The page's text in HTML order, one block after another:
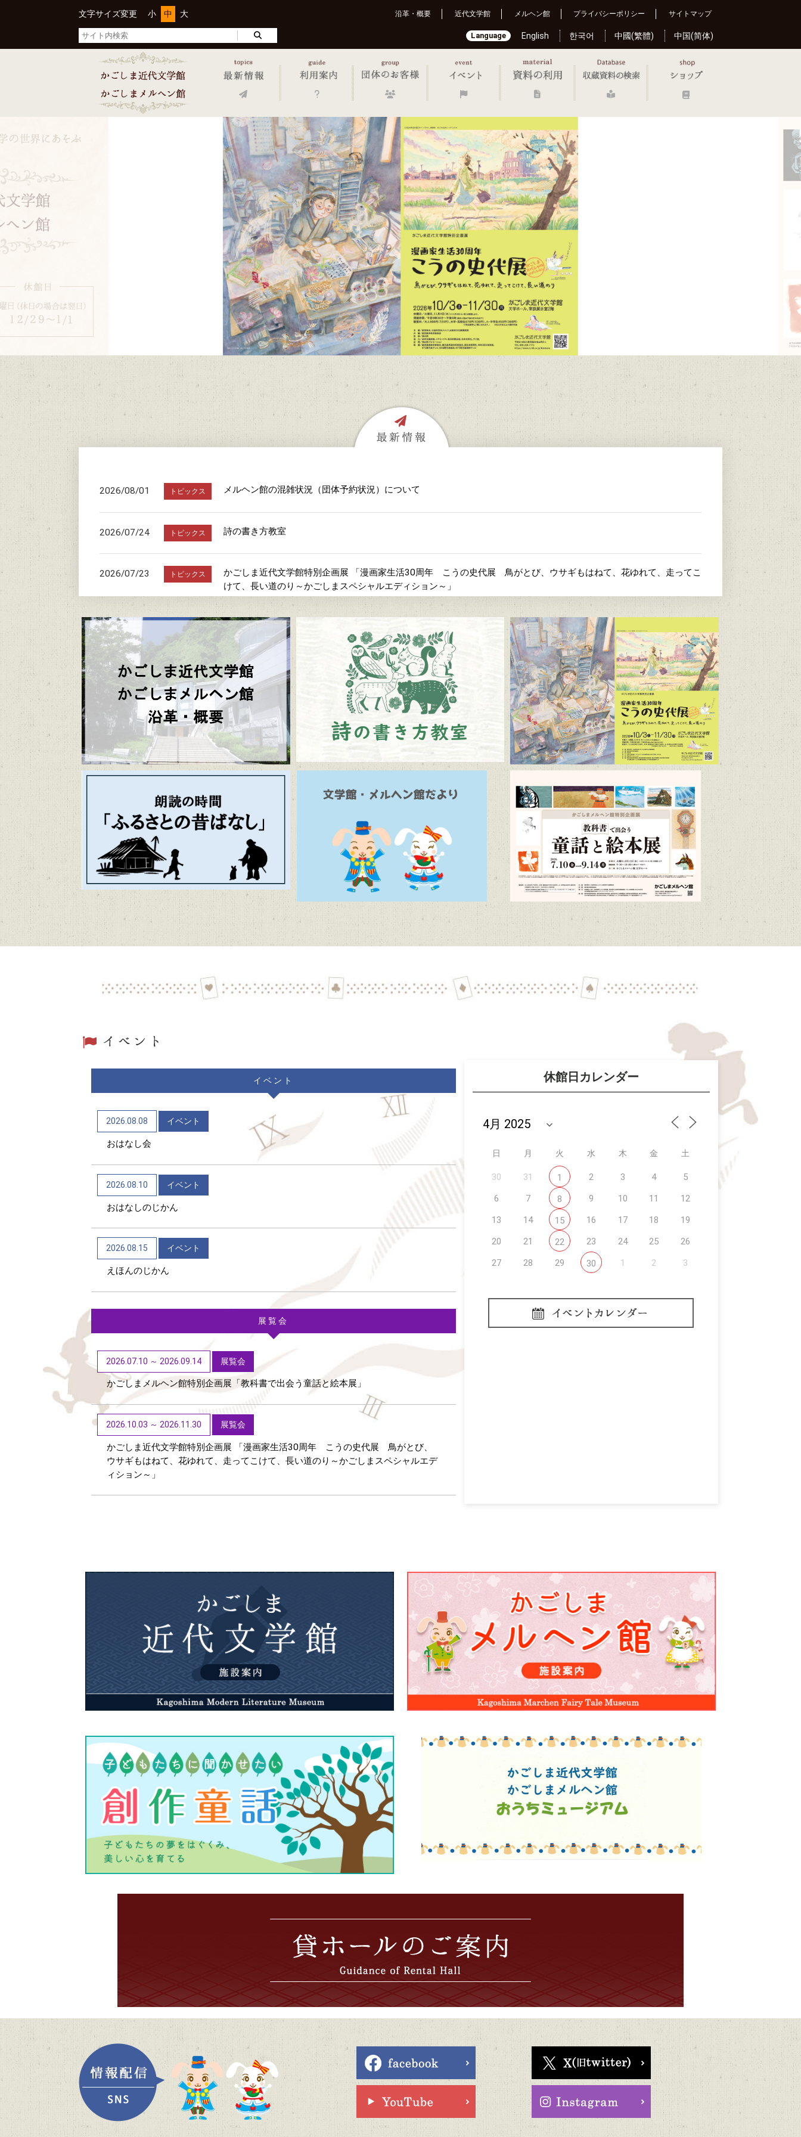
文字サイズ変更 小 中 大 沿革・概要 近代文学館 メルヘン館 プライバシーポリシー サイトマップ
Language English 한국어 中國(繁體) 中国(简体)
2026/08/01 トピックス メルヘン館の混雑状況（団体予約状況）について
2026/07/24 トピックス 詩の書き方教室
2026/07/23 トピックス
かごしま近代文学館特別企画展 「漫画家生活30周年 こうの史代展 鳥がとび、ウサギもはねて、花ゆれて、走ってこ
けて、長い道のり～かごしまスペシャルエディション～」
2026/07/20 トピックス 朗読の時間「ふるさとの昔ばなし」
2026/07/19 トピックス 駐車場および周辺道路混雑のお知らせ
2026/06/20 トピックス 「文学館・メルヘン館だより」(隔月発行)
2026/06/06 トピックス かごしまメルヘン館特別企画展「教科書で出会う童話と絵本展」（7/10～9/14）
かごしま近代文学館 企画展「Let’s go to the mountains！～作家×山～」（12/9～R9/6/21）
2026/06/04 トピックス かごしま近代文学館 テーマ展「向田邦子日本を旅する～Bon Voyage～」（11/1～R9/3/15）
2026/06/01 トピックス 第48回「子どもたちに聞かせたい創作童話」作品募集【6/1~9/11迄】
イベント
2026.08.08 イベント
おはなし会
2026.08.10 イベント
おはなしのじかん
2026.08.15 イベント
えほんのじかん
展覧会
2026.07.10 ～ 2026.09.14 展覧会
かごしまメルヘン館特別企画展「教科書で出会う童話と絵本展」
2026.10.03 ～ 2026.11.30 展覧会
かごしま近代文学館特別企画展 「漫画家生活30周年 こうの史代展 鳥がとび、
ウサギもはねて、花ゆれて、走ってこけて、長い道のり～かごしまスペシャルエデ
ィション～」
休館日カレンダー
日 月 火 水 木 金 土
30 31 1 2 3 4
5
6
7 8 9 10 11
12
13
14 15 16 17 18
19
20
21 22 23 24 25
26
27
28 29 30 1 2 3